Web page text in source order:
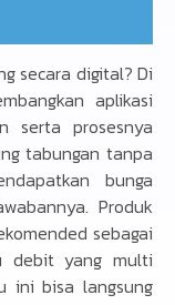
secara digital? Di
aplikasi
serta prosesnya
tabungan tanpa
bunga
Produk
sebagai
debit yang multi
ini bisa langsung